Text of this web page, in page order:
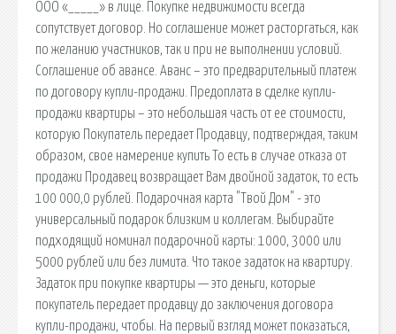
ООО «_____» в лице. Покупке недвижимости всегда
сопутствует договор. Но соглашение может расторгаться, как
по желанию участников, так и при не выполнении условий.
Соглашение об авансе. Аванс – это предварительный платеж
по договору купли-продажи. Предоплата в сделке купли-
продажи квартиры – это небольшая часть от ее стоимости,
которую Покупатель передает Продавцу, подтверждая, таким
образом, свое намерение купить То есть в случае отказа от
продажи Продавец возвращает Вам двойной задаток, то есть
100 000,0 рублей. Подарочная карта "Твой Дом" - это
универсальный подарок близким и коллегам. Выбирайте
подходящий номинал подарочной карты: 1000, 3000 или
5000 рублей или без лимита. Что такое задаток на квартиру.
Задаток при покупке квартиры — это деньги, которые
покупатель передает продавцу до заключения договора
купли-продажи, чтобы. На первый взгляд может показаться,